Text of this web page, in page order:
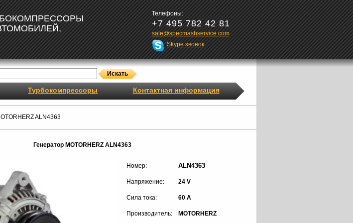
Телефоны:
+7 495 782 42 81
sale@specmashservice.com
Skype звонок
Турбокомпрессоры Контактная информация
ALN4363
Генератор MOTORHERZ ALN4363
Номер: ALN4363
Напряжение: 24 V
Сила тока: 60 A
Производитель: MOTORHERZ